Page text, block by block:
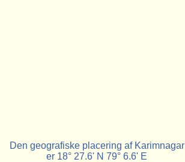
Den geografiske placering af Karimnagar
er 18° 27.6' N 79° 6.6' E